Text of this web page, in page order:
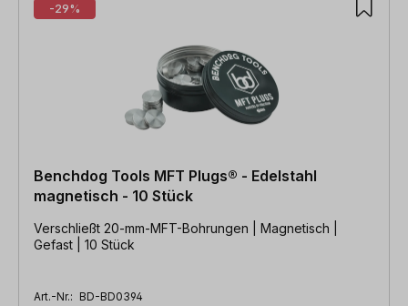
-29%
Benchdog Tools MFT Plugs® - Edelstahl
magnetisch - 10 Stück
Verschließt 20-mm-MFT-Bohrungen | Magnetisch |
Gefast | 10 Stück
Art.-Nr.: BD-BD0394